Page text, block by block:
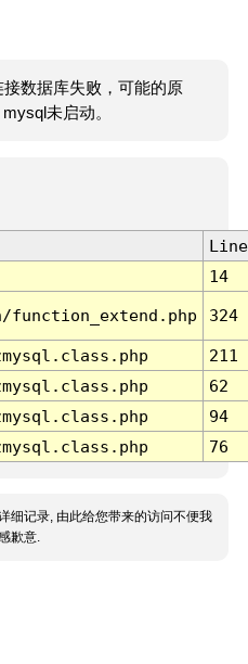
数据库失败，可能的原
未启动。
Line
14
324
211
62
94
76
细记录, 由此给您带来的访问不便我
歉意.